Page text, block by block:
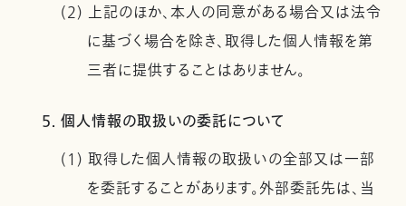
(2) 上記のほか、本人の同意がある場合又は法令
に基づく場合を除き、取得した個人情報を第
三者に提供することはありません。
5. 個人情報の取扱いの委託について
(1) 取得した個人情報の取扱いの全部又は一部
を委託することがあります。外部委託先は、当